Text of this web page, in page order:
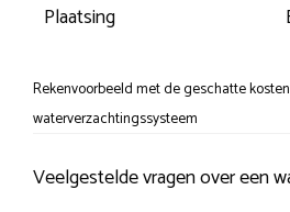
Plaatsing
Rekenvoorbeeld met de geschatte
waterverzachtingssysteem
Veelgestelde vragen over een